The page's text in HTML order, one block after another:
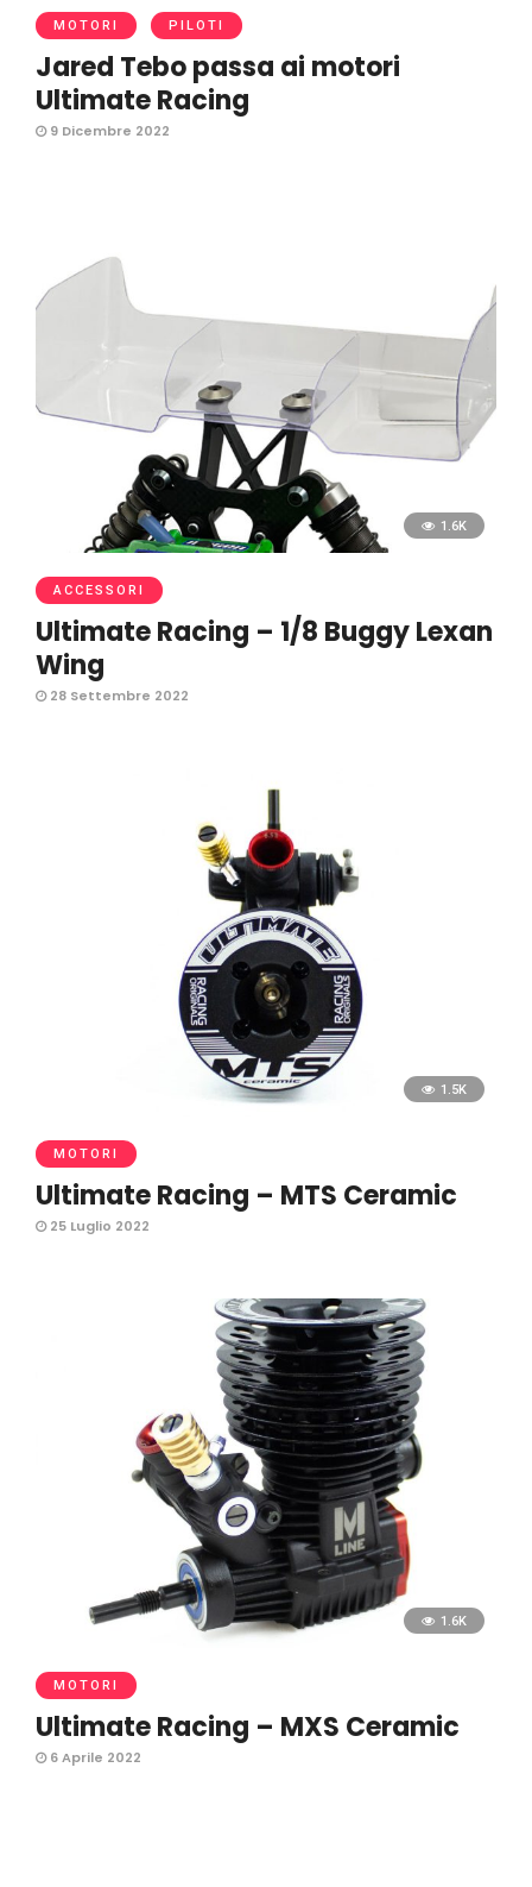
MOTORI PILOTI
Jared Tebo passa ai motori
Ultimate Racing
9 Dicembre 2022
1.6K
ACCESSORI
Ultimate Racing – 1/8 Buggy Lexan
Wing
28 Settembre 2022
1.5K
MOTORI
Ultimate Racing – MTS Ceramic
25 Luglio 2022
1.6K
MOTORI
Ultimate Racing – MXS Ceramic
6 Aprile 2022